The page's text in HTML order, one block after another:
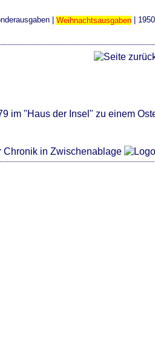
|Weihnachtsausgaben
im "Haus der Insel" zu einem